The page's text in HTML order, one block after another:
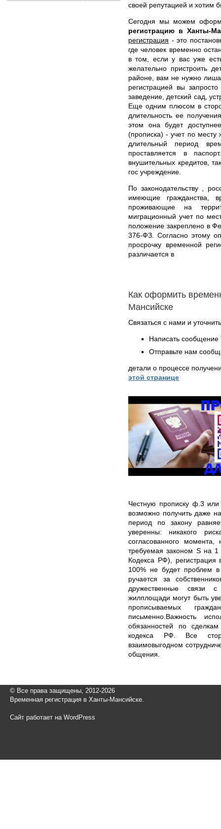
своей репутацией и хотим
Сегодня мы можем
регистрацию в Ханты-
регистрация - это
где человек временно
в том, если у вас уже
желательно пристроить
районе, вам не нужно
регистрацией вы
заведение, детский сад,
Еще одним плюсом в
длительность ее
этом она будет
(прописка) - учет по
длительный период
проставляется в
внушительных кредитов,
гос учреждение.
По законодательству ,
имеющие гражданства,
проживающие на
миграционный учет по
положение закреплено в
376-ФЗ. Согласно этому
просрочку временной
различается в
Как оформить
Мансийске
Связаться с нами и
Написать
Отправьте нам
детали о процессе
этой странице
Честную прописку ф.3 или
возможно получить даже
период по закону
уверенны: никакого
согласованного
требуемая законом S на
Кодекса РФ),
100% не будет проблем
ручается за
дружественные связи
жилплощади могут быть
прописываемых
письменно.Важность
обязанностей по
кодекса РФ. Все
взаимовыгодном
общения.
© Все права защищены, 2012-2026
Временная регистрация в Ханты-Мансийске.
Сайт работает на WordPress